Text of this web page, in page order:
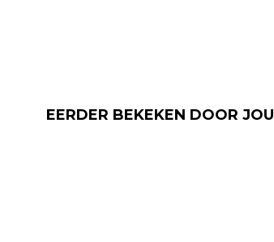
EERDER BEKEKEN DOOR JOU